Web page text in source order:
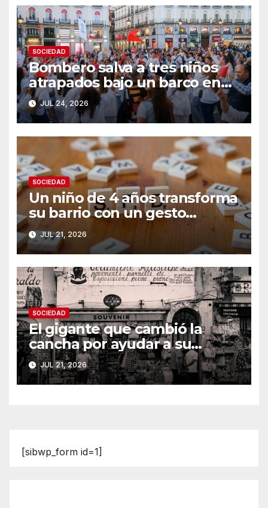
SOCIEDAD
Bombero salva a tres niños
atrapados bajo un barco en
su día libre
JUL 24, 2026
SOCIEDAD
Un niño de 4 años transforma
su barrio con un gesto
inesperado
JUL 21, 2026
SOCIEDAD
El gigante que cambió la
cancha por ayudar a su
comunidad
JUL 21, 2026
[sibwp_form id=1]